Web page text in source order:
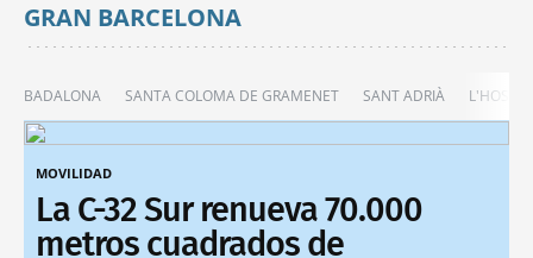
GRAN BARCELONA
BADALONA SANTA COLOMA DE GRAMENET SANT ADRIÀ
MOVILIDAD
La C-32 Sur renueva 70.000
metros cuadrados de